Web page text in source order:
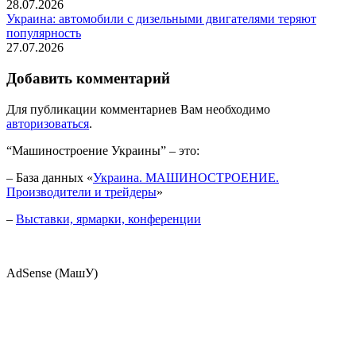
28.07.2026
Украина: автомобили с дизельными двигателями теряют
популярность
27.07.2026
Добавить комментарий
Для публикации комментариев Вам необходимо
авторизоваться.
“Машиностроение Украины” – это:
– База данных «Украина. МАШИНОСТРОЕНИЕ.
Производители и трейдеры»
– Выставки, ярмарки, конференции
AdSense (МашУ)